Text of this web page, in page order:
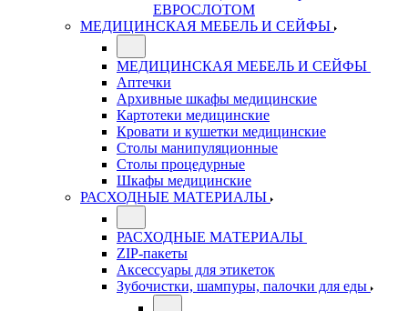
ЕВРОСЛОТОМ
МЕДИЦИНСКАЯ МЕБЕЛЬ И СЕЙФЫ
МЕДИЦИНСКАЯ МЕБЕЛЬ И СЕЙФЫ
Аптечки
Архивные шкафы медицинские
Картотеки медицинские
Кровати и кушетки медицинские
Столы манипуляционные
Столы процедурные
Шкафы медицинские
РАСХОДНЫЕ МАТЕРИАЛЫ
РАСХОДНЫЕ МАТЕРИАЛЫ
ZIP-пакеты
Аксессуары для этикеток
Зубочистки, шампуры, палочки для еды